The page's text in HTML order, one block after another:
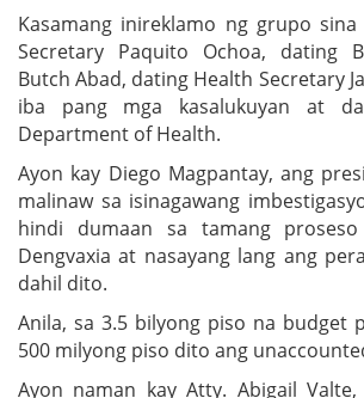
Kasamang inireklamo ng grupo
Secretary Paquito Ochoa, dating
Butch Abad, dating Health Secretary
iba pang mga kasalukuyan at
Department of Health.
Ayon kay Diego Magpantay, ang
malinaw sa isinagawang
hindi dumaan sa tamang
Dengvaxia at nasayang lang ang
dahil dito.
Anila, sa 3.5 bilyong piso na budget
500 milyong piso dito ang
Ayon naman kay Atty. Abigail